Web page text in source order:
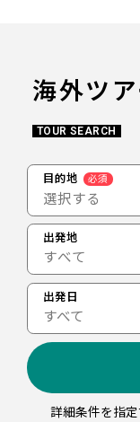
海外ツ
TOUR SEARCH
目的地 必須
選択する
出発地
出発日
すべて
詳細条件を指定